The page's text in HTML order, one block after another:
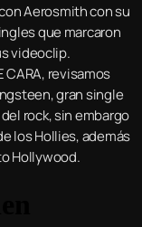
Aerosmith con su
que marcaron
videoclip.
revisamos
gran single
rock, sin embargo
los Hollies, además
Hollywood.